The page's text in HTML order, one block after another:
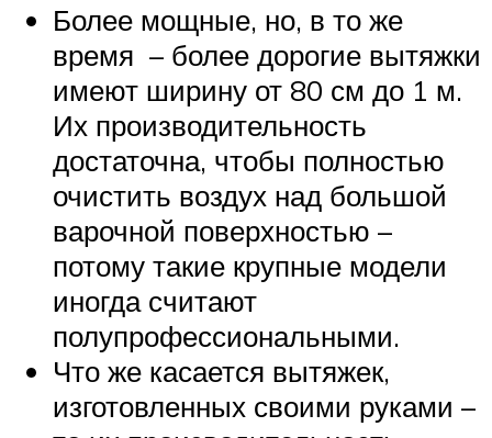
Более мощные, но, в то же
время – более дорогие вытяжки
имеют ширину от 80 см до 1 м.
Их производительность
достаточна, чтобы полностью
очистить воздух над большой
варочной поверхностью –
потому такие крупные модели
иногда считают
полупрофессиональными.
Что же касается вытяжек,
изготовленных своими руками –